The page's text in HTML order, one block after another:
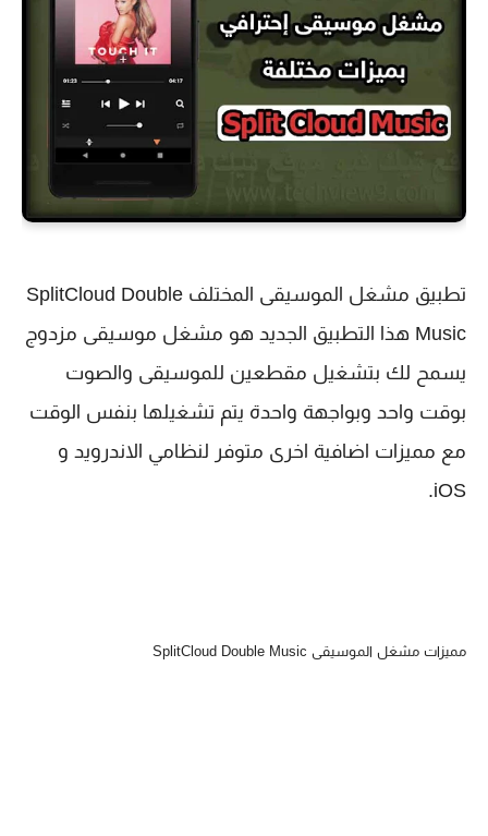
تطبيق مشغل الموسيقى المختلف SplitCloud Double
Music هذا التطبيق الجديد هو مشغل موسيقى مزدوج
يسمح لك بتشغيل مقطعين للموسيقى والصوت
بوقت واحد وبواجهة واحدة يتم تشغيلها بنفس الوقت
مع مميزات اضافية اخرى متوفر لنظامي الاندرويد و
iOS.
مميزات مشغل الموسيقى SplitCloud Double Music